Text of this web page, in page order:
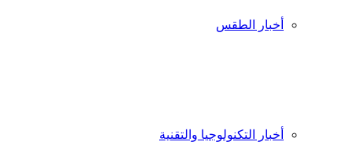
أخبار الطقس
أخبار التكنولوجيا والتقنية